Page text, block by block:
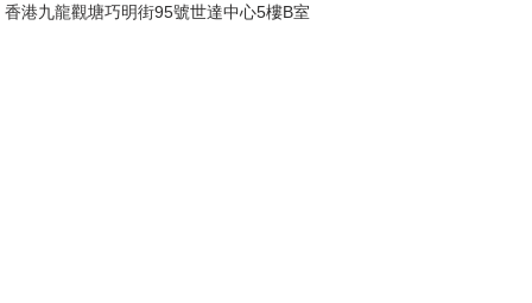
香港九龍觀塘巧明街95號世達中心5樓B室